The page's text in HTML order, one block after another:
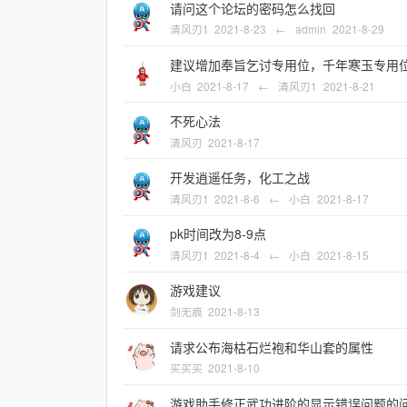
请问这个论坛的密码怎么找回
清风刃1 2021-8-23 ← admin 2021-8-29
建议增加奉旨乞讨专用位，千年寒玉专用
小白 2021-8-17 ← 清风刃1 2021-8-21
不死心法
清风刃 2021-8-17
开发逍遥任务，化工之战
清风刃1 2021-8-6 ← 小白 2021-8-17
pk时间改为8-9点
清风刃1 2021-8-4 ← 小白 2021-8-15
游戏建议
剑无痕 2021-8-13
请求公布海枯石烂袍和华山套的属性
买买买 2021-8-10
游戏助手修正武功进阶的显示错误问题的